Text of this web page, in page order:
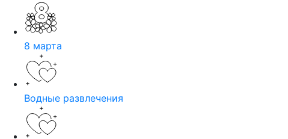
8 марта
Водные развлечения